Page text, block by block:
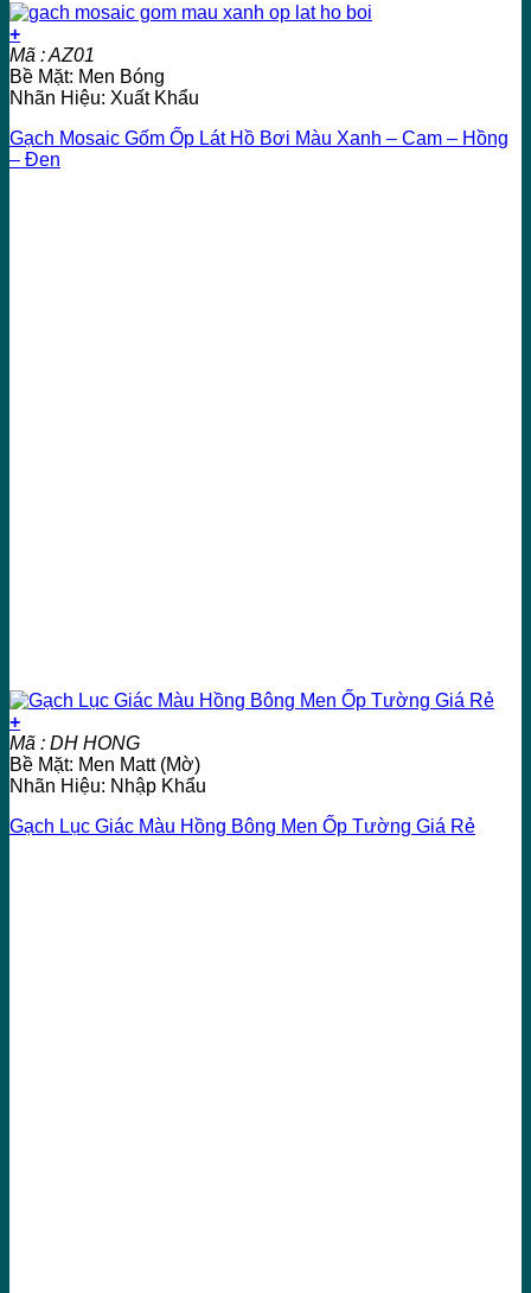
+
Mã : AZ01
Bề Mặt: Men Bóng
Nhãn Hiệu: Xuất Khẩu
Gạch Mosaic Gốm Ốp Lát Hồ Bơi Màu Xanh – Cam – Hồng
– Đen
+
Mã : DH HONG
Bề Mặt: Men Matt (Mờ)
Nhãn Hiệu: Nhập Khẩu
Gạch Lục Giác Màu Hồng Bông Men Ốp Tường Giá Rẻ